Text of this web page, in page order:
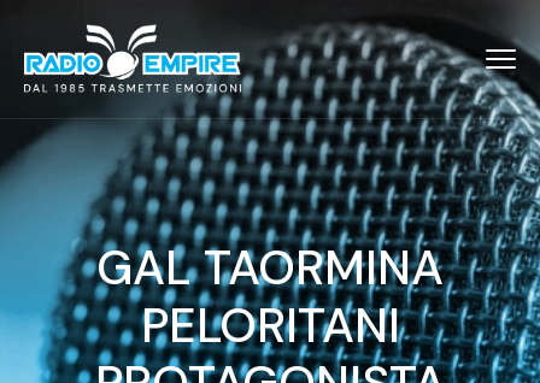
GAL TAORMINA
PELORITANI